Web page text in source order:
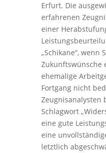
Erfurt. Die
erfahrenen
einer
„Schikane“, wenn
Zukunftswünsche
ehemalige
Fortgang nicht
Zeugnisanalysten
Schlagwort
eine gute
eine
letztlich